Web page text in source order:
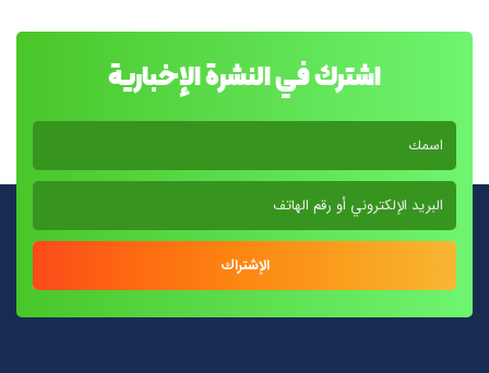
اشترك في النشرة الإخبارية
الإشتراك